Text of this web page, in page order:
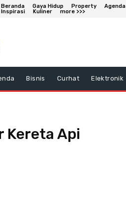
Beranda Gaya Hidup Property Agenda
Inspirasi
Kuliner more >>>
Bisnis Curhat Elektronik
Kereta Api